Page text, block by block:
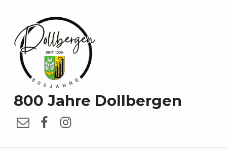
800 Jahre Dollbergen
E-MailFacebook
Instagram